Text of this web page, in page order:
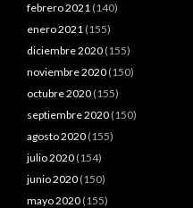
febrero 2021 (140)
enero 2021 (155)
diciembre 2020 (155)
noviembre 2020 (150)
octubre 2020 (155)
septiembre 2020 (150)
agosto 2020 (155)
julio 2020 (154)
junio 2020 (150)
mayo 2020 (155)